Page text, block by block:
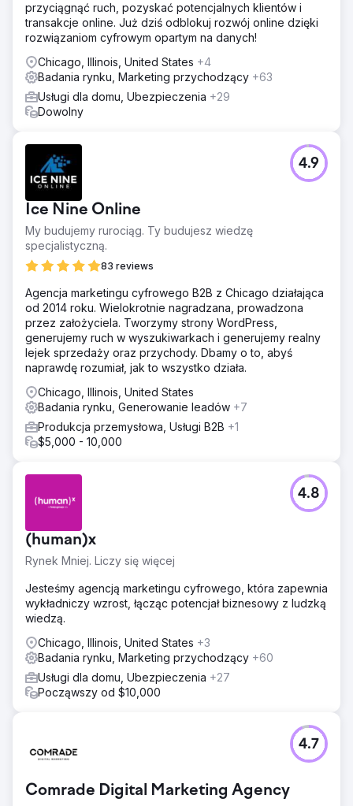
przyciągnąć ruch, pozyskać potencjalnych klientów i
transakcje online. Już dziś odblokuj rozwój online dzięki
rozwiązaniom cyfrowym opartym na danych!
Chicago, Illinois, United States +4
Badania rynku, Marketing przychodzący +63
Usługi dla domu, Ubezpieczenia +29
Dowolny
Ice Nine Online
My budujemy rurociąg. Ty budujesz wiedzę
specjalistyczną.
83 reviews
4.9
Agencja marketingu cyfrowego B2B z Chicago działająca
od 2014 roku. Wielokrotnie nagradzana, prowadzona
przez założyciela. Tworzymy strony WordPress,
generujemy ruch w wyszukiwarkach i generujemy realny
lejek sprzedaży oraz przychody. Dbamy o to, abyś
naprawdę rozumiał, jak to wszystko działa.
Chicago, Illinois, United States
Badania rynku, Generowanie leadów +7
Produkcja przemysłowa, Usługi B2B +1
$5,000 - 10,000
(human)x
Rynek Mniej. Liczy się więcej
4.8
Jesteśmy agencją marketingu cyfrowego, która zapewnia
wykładniczy wzrost, łącząc potencjał biznesowy z ludzką
wiedzą.
Chicago, Illinois, United States +3
Badania rynku, Marketing przychodzący +60
Usługi dla domu, Ubezpieczenia +27
Począwszy od $10,000
Comrade Digital Marketing Agency
4.7